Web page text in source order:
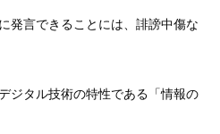
発言できることには、誹謗中傷な
ジタル技術の特性である「情報の